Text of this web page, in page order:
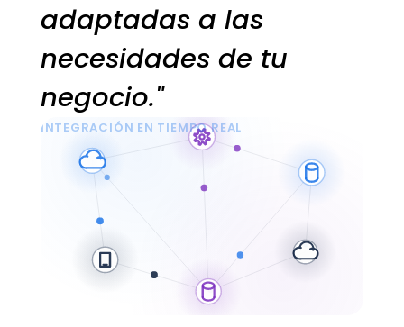
adaptadas a las
necesidades de tu
negocio."
INTEGRACIÓN EN TIEMPO REAL